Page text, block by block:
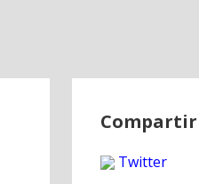
Compartir
Twitter